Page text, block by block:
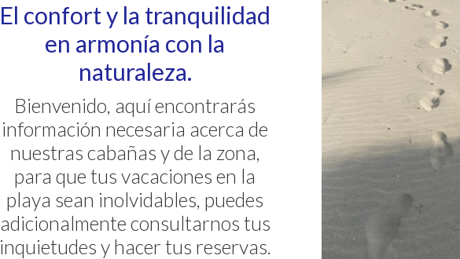
El confort y la tranquilidad
en armonía con la
naturaleza.
Bienvenido, aquí encontrarás
información necesaria acerca de
nuestras cabañas y de la zona,
para que tus vacaciones en la
playa sean inolvidables, puedes
adicionalmente consultarnos tus
inquietudes y hacer tus reservas.